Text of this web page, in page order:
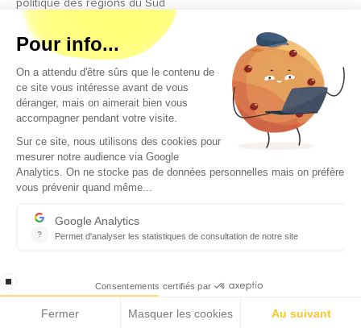
politique des régions du Sud
Copyright © 2026 - Tous droits réservés
Qui sommes-nous ?
Contact
Conditions générales d’utilisation